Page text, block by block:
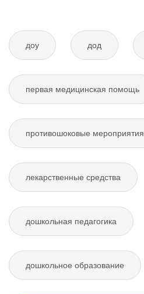
доу дод
первая медицинская помощь
противошоковые мероприятия
лекарственные средства
дошкольная педагогика
дошкольное образование